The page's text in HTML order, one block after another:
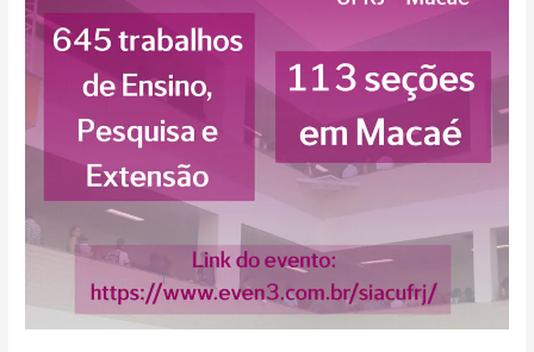
UFRJ